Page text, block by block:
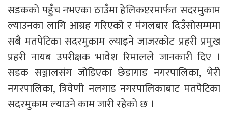
सडकको पहुँच नभएका ठाउँमा हेलिकप्टरमार्फत सदरमुकाम
ल्याउनका लागि आग्रह गरिएको र मंगलबार दिउँसोसम्ममा
सबै मतपेटिका सदरमुकाम ल्याइने जाजरकोट प्रहरी प्रमुख
प्रहरी नायब उपरीक्षक भावेश रिमालले जानकारी दिए ।
सडक सञ्जालसंग जोडिएका छेडागाड नगरपालिका, भेरी
नगरपालिका, त्रिवेणी नलगाड नगरपालिकाबाट मतपेटिका
सदरमुकाम ल्याउने काम जारी रहेको छ ।